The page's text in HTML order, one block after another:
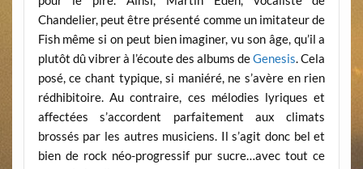
Chandelier, peut être présenté comme un imitateur de
Fish même si on peut bien imaginer, vu son âge, qu’il a
plutôt dû vibrer à l’écoute des albums deGenesis. Cela
posé, ce chant typique, si maniéré, ne s’avère en rien
rédhibitoire. Au contraire, ces mélodies lyriques et
affectées s’accordent parfaitement aux climats
brossés par les autres musiciens. Il s’agit donc bel et
bien de rock néo-progressif pur sucre…avec tout ce